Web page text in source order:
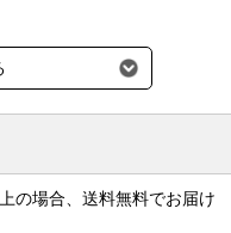
の場合、送料無料でお届け